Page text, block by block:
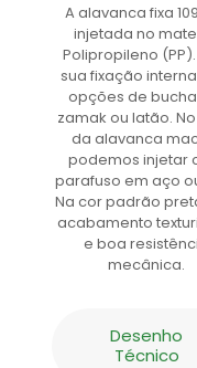
A alavanca fixa
injetada no
Polipropileno
sua fixação
opções de
zamak ou latão.
da alavanca
podemos injetar
parafuso em aço
Na cor padrão
acabamento
e boa
mecânica.
Desenho
Técnico